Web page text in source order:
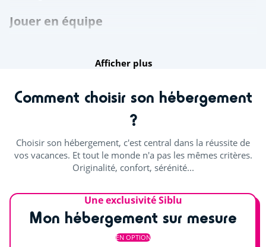
Jouer en équipe
Terrain multisports
Aquafitness
Cours de sport
Salle de sport
Distraire les enfants
Afficher plus
Comment choisir son hébergement
?
Choisir son hébergement, c'est central dans la réussite de
vos vacances. Et tout le monde n'a pas les mêmes critères.
Originalité, confort, sérénité...
Une exclusivité Siblu
Mon hébergement sur mesure
EN OPTION